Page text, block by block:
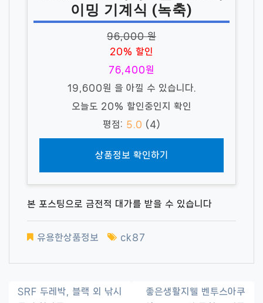
이밍 기계식 (녹축)
96,000 원
20% 할인
76,400원
19,600원 을 아낄 수 있습니다.
오늘도 20% 할인중인지 확인
평점: 5.0 (4)
상품정보 확인하기
본 포스팅으로 금전적 대가를 받을 수 있습니다
유용한상품정보 ck87
글
SRF 두레박, 블랙 외 낚시
좋은생활지웰 벤투스아쿠